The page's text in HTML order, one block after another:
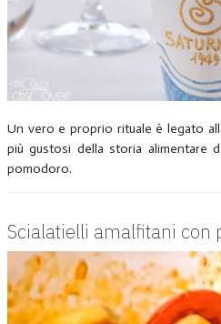
Un vero e proprio rituale è legato
più gustosi della storia alimentare
pomodoro.
Scialatielli amalfitani con